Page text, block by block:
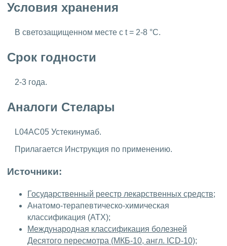
Условия хранения
В светозащищенном месте с t = 2-8 °C.
Срок годности
2-3 года.
Аналоги Стелары
L04AC05 Устекинумаб.
Прилагается Инструкция по применению.
Источники:
Государственный реестр лекарственных средств;
Анатомо-терапевтическо-химическая
классификация (ATX);
Международная классификация болезней
Десятого пересмотра (МКБ-10, англ. ICD-10);